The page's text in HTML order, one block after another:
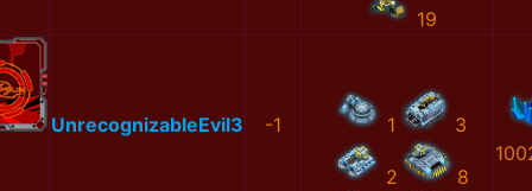
19
UnrecognizableEvil3 -1 1 3
2 8